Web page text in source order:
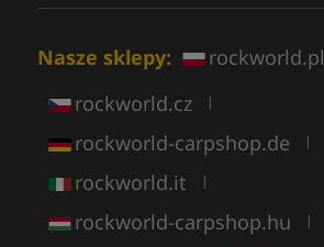
Nasze sklepy: rockworld.pl
rockworld.cz |
rockworld-carpshop.de |
rockworld.it |
rockworld-carpshop.hu |